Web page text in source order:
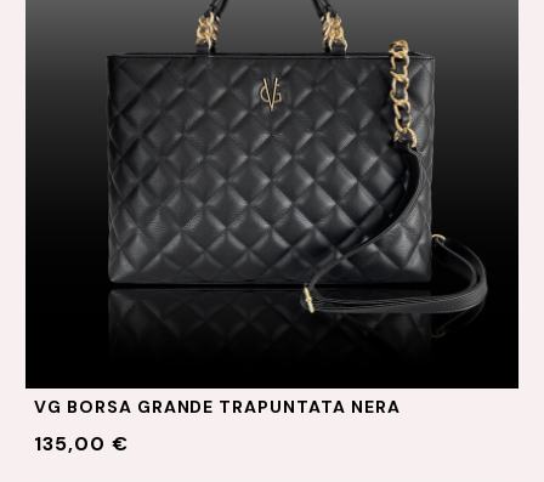
VG BORSA GRANDE TRAPUNTATA NERA
135,00 €